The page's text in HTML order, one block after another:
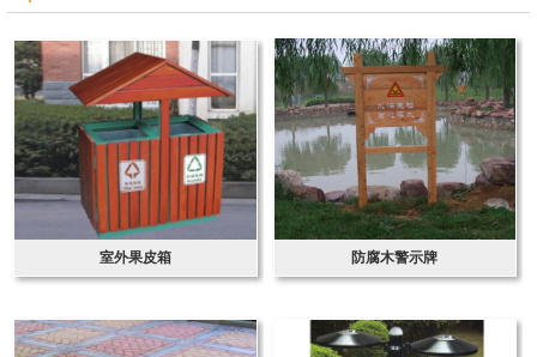
室外果皮箱 防腐木警示牌